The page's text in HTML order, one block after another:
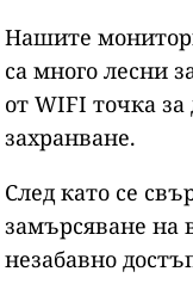
Нашите
са много лесни
от WIFI точка
захранване.
След като се
замърсяване на
незабавно